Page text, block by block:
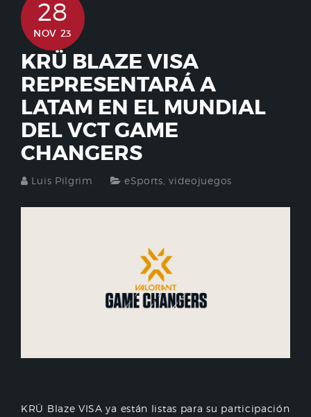
28
NOV 23
KRÜ BLAZE VISA
REPRESENTARÁ A
LATAM EN EL MUNDIAL
DEL VCT GAME
CHANGERS
Luis Pilgrim eSports ,videojuegos
KRÜ Blaze VISA ya están listas para su participación